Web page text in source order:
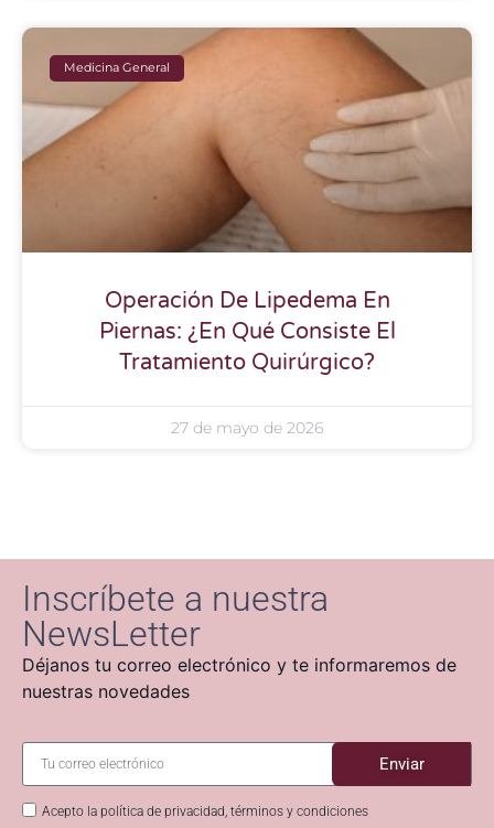
Medicina General
Operación De Lipedema En
Piernas: ¿En Qué Consiste El
Tratamiento Quirúrgico?
27 de mayo de 2026
Inscríbete a nuestra
NewsLetter
Déjanos tu correo electrónico y te informaremos de
nuestras novedades
Acepto la política de privacidad, términos y condiciones
Enviar